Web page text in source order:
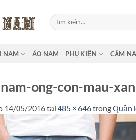
Tìm
kiếm:
NAM ÁO NAM PHỤ KIỆN CẨM
ong-con-mau-
14/05/2016tại 485 × 646trongQuần